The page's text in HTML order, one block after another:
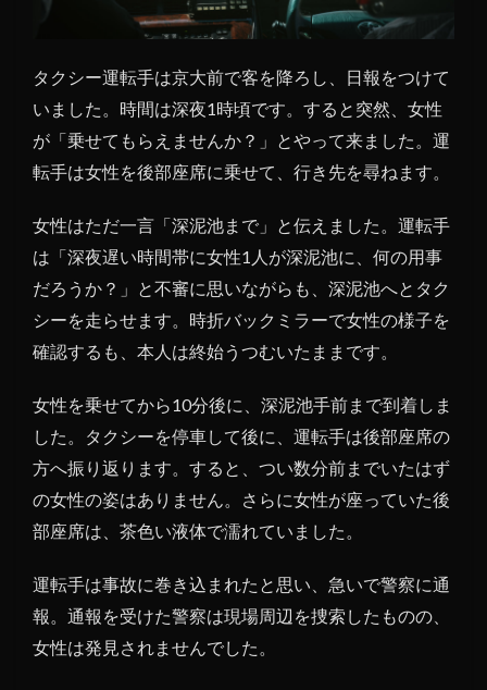
れた
本当
の幽
霊の
正体
6
深泥
池は
な動
植物
息し
てい
霊ス
ポッ
ト
タクシー運転手は京大前で客を降ろし、日報をつけて
いました。時間は深夜1時頃です。すると突然、女性
が「乗せてもらえませんか？」とやって来ました。運
転手は女性を後部座席に乗せて、行き先を尋ねます。
女性はただ一言「深泥池まで」と伝えました。運転手
は「深夜遅い時間帯に女性1人が深泥池に、何の用事
だろうか？」と不審に思いながらも、深泥池へとタク
シーを走らせます。時折バックミラーで女性の様子を
確認するも、本人は終始うつむいたままです。
女性を乗せてから10分後に、深泥池手前まで到着しま
した。タクシーを停車して後に、運転手は後部座席の
方へ振り返ります。すると、つい数分前までいたはず
の女性の姿はありません。さらに女性が座っていた後
部座席は、茶色い液体で濡れていました。
運転手は事故に巻き込まれたと思い、急いで警察に通
報。通報を受けた警察は現場周辺を捜索したものの、
女性は発見されませんでした。